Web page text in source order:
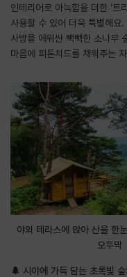
인테리어로 아늑함을 더한 ‘트
사용할 수 있어 더욱 특별해요
사방을 에워싼 빽빽한 소나무
마음에 피톤치드를 채워주는
야외 테라스에 앉아 산을 한
오두막
🌲 시야에 가득 담는 초록빛